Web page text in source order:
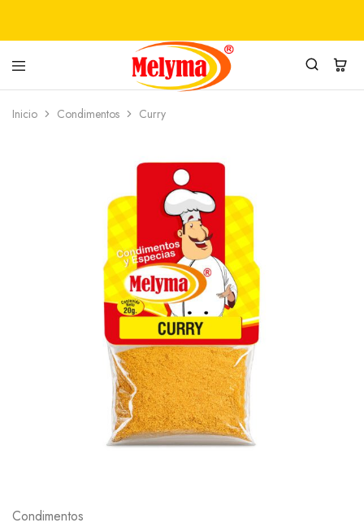
PRODUCTOS
ALIMENTICIOS
MELYMA
SAS
Inicio Condimentos Curry
Condimentos